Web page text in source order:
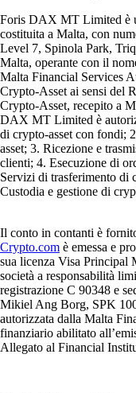
Foris DAX MT Limited è
costituita a Malta, con
Level 7, Spinola Park,
Malta, operante con il
Malta Financial Services
Crypto-Asset ai sensi del
Crypto-Asset, recepito a
DAX MT Limited è
di crypto-asset con fondi;
asset; 3. Ricezione e
clienti; 4. Esecuzione di
Servizi di trasferimento di
Custodia e gestione di
Il conto in contanti è
Crypto.com è emessa e
sua licenza Visa Principal
società a responsabilità
registrazione C 90348 e
Mikiel Ang Borg, SPK
autorizzata dalla Malta
finanziario abilitato
Allegato al Financial